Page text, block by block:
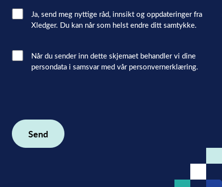
Email
Consent
Ja, send meg nyttige råd, innsikt og oppdateringer fra
Xledger. Du kan når som helst endre ditt samtykke.
Interacted
Når du sender inn dette skjemaet behandler vi dine
persondata i samsvar med vår personvernerklæring.